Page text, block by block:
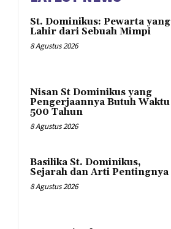
St. Dominikus: Pewarta yang
Lahir dari Sebuah Mimpi
8 Agustus 2026
Nisan St Dominikus yang
Pengerjaannya Butuh Waktu
500 Tahun
8 Agustus 2026
Basilika St. Dominikus,
Sejarah dan Arti Pentingnya
8 Agustus 2026